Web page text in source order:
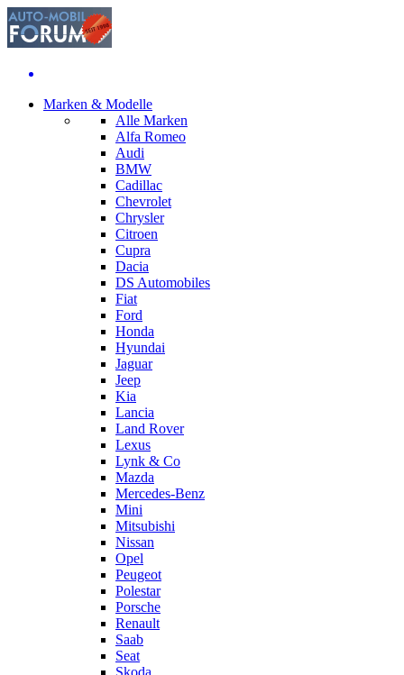
Marken & Modelle
Alle Marken
Alfa Romeo
Audi
BMW
Cadillac
Chevrolet
Chrysler
Citroen
Cupra
Dacia
DS Automobiles
Fiat
Ford
Honda
Hyundai
Jaguar
Jeep
Kia
Lancia
Land Rover
Lexus
Lynk & Co
Mazda
Mercedes-Benz
Mini
Mitsubishi
Nissan
Opel
Peugeot
Polestar
Porsche
Renault
Saab
Seat
Skoda